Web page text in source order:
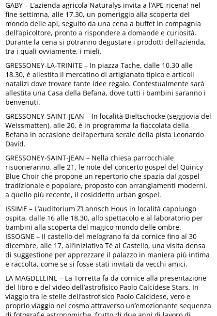
GABY – L’azienda agricola Naturalys invita a l’APE-ricena! nel
fine settimna, alle 17.30, un pomeriggio alla scoperta del
mondo delle api, seguito da una cena a buffet in compagnia
dell’apicoltore, pronto a rispondere a domande e curiosità.
Durante la cena si potranno degustare i prodotti dell’azienda,
tra i quali ovviamente, i mieli.
GRESSONEY-LA-TRINITE – In piazza Tache, dalle 10.30 alle
18.30, è allestito il mercatino di artigianato tipico e articoli
natalizi dove trovare tante idee regalo. Contestualmente sarà
allestita una Casa della Befana, dove tutti i bambini saranno i
benvenuti.
GRESSONEY-SAINT-JEAN – In località Bieltschocke (seggiovia del
Weissmatten), alle 20, è in programma la fiaccolata della
Befana in occasione dell’apertura serale della pista Leonardo
David.
GRESSONEY-SAINT-JEAN – Nella chiesa parrocchiale
risuoneranno, alle 21, le note del concerto gospel del Quincy
Blue Choir che propone un repertorio che spazia dal gospel
tradizionale e popolare, proposto con arrangiamenti moderni,
a quello più recente, il cosiddetto urban gospel.
ISSIME – L’auditorium Z’Lannsch Hous in località capoluogo
ospita, dalle 16 alle 18.30, allo spettacolo e al laboratorio per
bambini alla scoperta del magico mondo delle ombre.
ISSOGNE – Il castello del melograno fa da cornice fino al 30
dicembre, alle 17, all’iniziativa Té al Castello, una visita densa
di suggestione per apprezzare il palazzo in maniera più intima
e raccolta, come se si fosse stati invitati da vecchi amici.
LA MAGDELEINE – La Torretta fa da cornice alla presentazione
del libro e del video dell’astrofisico Paolo Calcidese Stars. In
viaggio tra le stelle dell’astrofisico Paolo Calcidese, vero e
proprio viaggio nel cosmo attraverso un’emozionante sequenza